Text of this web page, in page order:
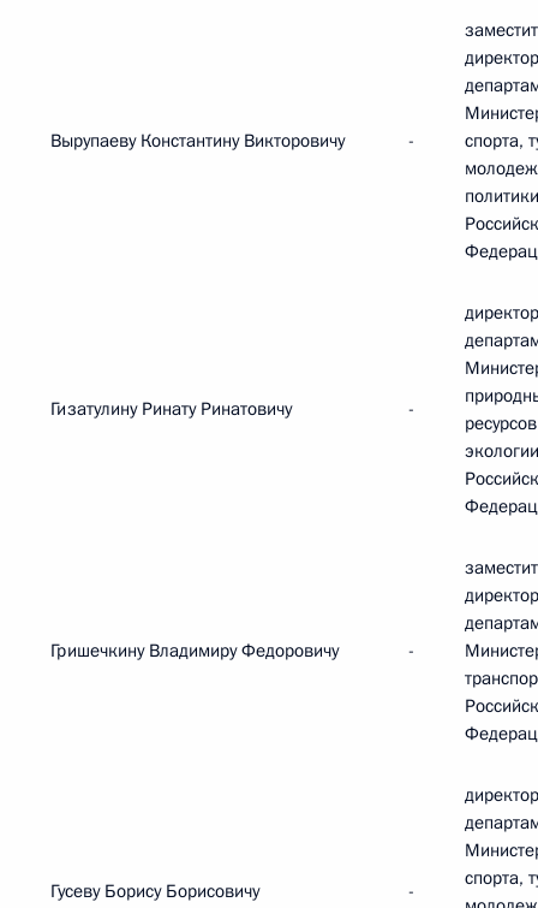
Вырупаеву Константину Викторовичу -
спорта,
политики
Гизатулину Ринату Ринатовичу -
экологии
Гришечкину Владимиру Федоровичу -
Гусеву Борису Борисовичу -
спорта,